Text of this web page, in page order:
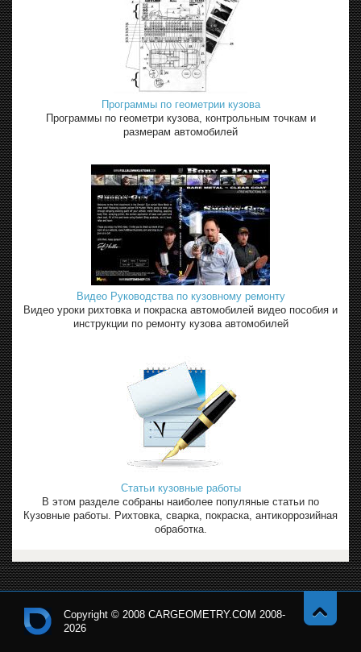
Программы по геометрии кузова
Программы по геометри кузова, контрольным точкам и
размерам автомобилей
Видео Руководства по кузовному ремонту
Видео уроки рихтовка и покраска автомобилей видео пособия и
инструкции по ремонту кузова автомобилей
Статьи кузовные работы
В этом разделе собраны наиболее популяные статьи по
Кузовные работы. Рихтовка, сварка, покраска, антикоррозийная
обработка.
Copyright © 2008 CARGEOMETRY.COM 2008-
2026